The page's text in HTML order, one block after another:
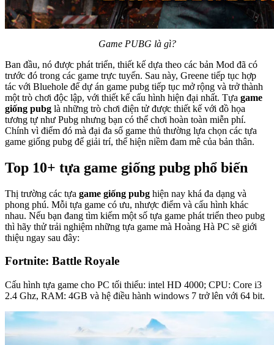
Game PUBG là gì?
Ban đầu, nó được phát triển, thiết kế dựa theo các bản Mod đã có
trước đó trong các game trực tuyến. Sau này, Greene tiếp tục hợp
tác với Bluehole để dự án game pubg tiếp tục mở rộng và trở thành
một trò chơi độc lập, với thiết kế cấu hình hiện đại nhất. Tựa game
giống pubg là những trò chơi điện tử được thiết kế với đồ họa
tương tự như Pubg nhưng bạn có thể chơi hoàn toàn miễn phí.
Chính vì điểm đó mà đại đa số game thủ thường lựa chọn các tựa
game giống pubg để giải trí, thể hiện niềm đam mê của bản thân.
Top 10+ tựa game giống pubg phổ biến
Thị trường các tựa game giống pubg hiện nay khá đa dạng và
phong phú. Mỗi tựa game có ưu, nhược điểm và cấu hình khác
nhau. Nếu bạn đang tìm kiếm một số tựa game phát triển theo pubg
thì hãy thử trải nghiệm những tựa game mà Hoàng Hà PC sẽ giới
thiệu ngay sau đây:
Fortnite: Battle Royale
Cấu hình tựa game cho PC tối thiểu: intel HD 4000; CPU: Core i3
2.4 Ghz, RAM: 4GB và hệ điều hành windows 7 trở lên với 64 bit.